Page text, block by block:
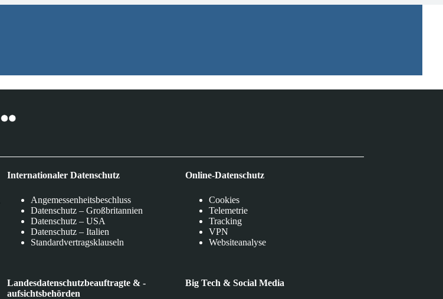
Internationaler Datenschutz
Angemessenheitsbeschluss
Datenschutz – Großbritannien
Datenschutz – USA
Datenschutz – Italien
Standardvertragsklauseln
Landesdatenschutzbeauftragte & -
aufsichtsbehörden
Online-Datenschutz
Cookies
Telemetrie
Tracking
VPN
Websiteanalyse
Big Tech & Social Media